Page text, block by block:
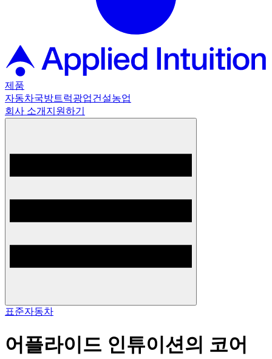
제품
자동차국방트럭광업건설농업
회사 소개 지원하기
표준자동차
어플라이드 인튜이션의 코어